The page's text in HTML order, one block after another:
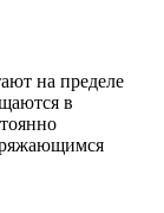
на пределе
в